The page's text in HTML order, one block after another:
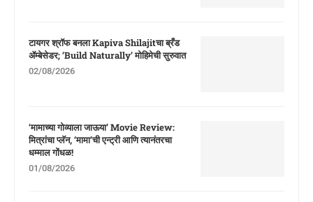
टायगर श्रॉफ बनला Kapiva Shilajitचा ब्रँड
ॲम्बेसेडर; ‘Build Naturally’ मोहिमेची सुरुवात
02/08/2026
‘मामाच्या गोव्याला जाऊया’ Movie Review:
मित्रांचा प्लॅन, ‘मामा’ची एन्ट्री आणि त्यानंतरचा
धम्माल गोंधळ!
01/08/2026